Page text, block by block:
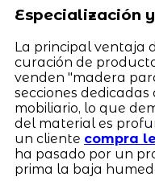
Especialización
La principal ventaja
curación de
venden "madera
secciones
mobiliario, lo que
del material es
un cliente compra
ha pasado por un
prima la baja